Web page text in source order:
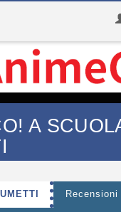
A
Recensioni